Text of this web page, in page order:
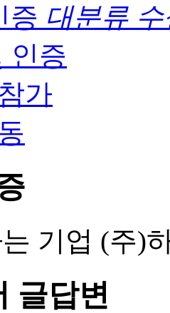
증 대분류
인증
가
기업 (주)
글답변